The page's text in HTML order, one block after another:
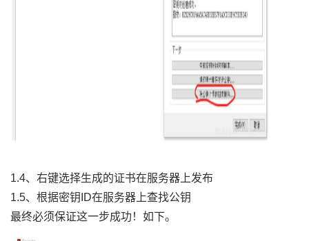
1.4、右键选择生成的证书在服务器上发布
1.5、根据密钥ID在服务器上查找公钥
最终必须保证这一步成功！如下。